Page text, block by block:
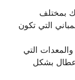
بمختلف
التي تكون
التي
بشكل